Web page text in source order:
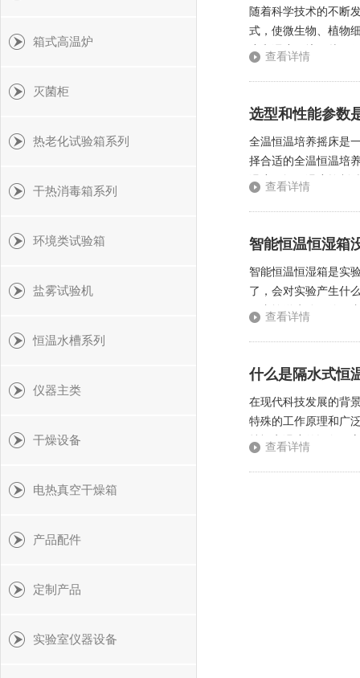
随着科学技术的不断
式，使微生物、植物
度和湿度环境，从而
查看详情
选型和性能参数
全温恒温培养摇床是
择合适的全温恒温培
温度区间，温度控制
查看详情
智能恒温恒湿箱
智能恒温恒湿箱是实
了，会对实验产生什
箱内输送水分，使箱
查看详情
什么是隔水式恒
在现代科技发展的背
特殊的工作原理和广
持恒定温度的设备，
查看详情
箱式高温炉
灭菌柜
热老化试验箱系列
干热消毒箱系列
环境类试验箱
盐雾试验机
恒温水槽系列
仪器主类
干燥设备
电热真空干燥箱
产品配件
定制产品
实验室仪器设备